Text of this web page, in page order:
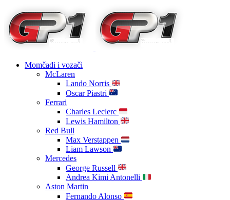
Momčadi i vozači
McLaren
Lando Norris
Oscar Piastri
Ferrari
Charles Leclerc
Lewis Hamilton
Red Bull
Max Verstappen
Liam Lawson
Mercedes
George Russell
Andrea Kimi Antonelli
Aston Martin
Fernando Alonso